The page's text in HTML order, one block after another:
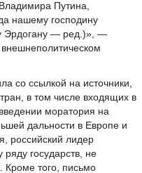
Путина,
нашему господину
Эрдогану — ред.)», —
со ссылкой на источники,
в том числе входящих в
моратория на
дальности в Европе и
российский лидер
государств, не
того, письмо